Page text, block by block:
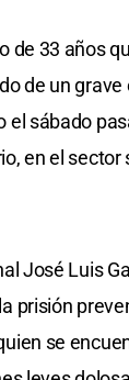
de 33 años
de un
el sábado
en el sector
José Luis
prisión
se